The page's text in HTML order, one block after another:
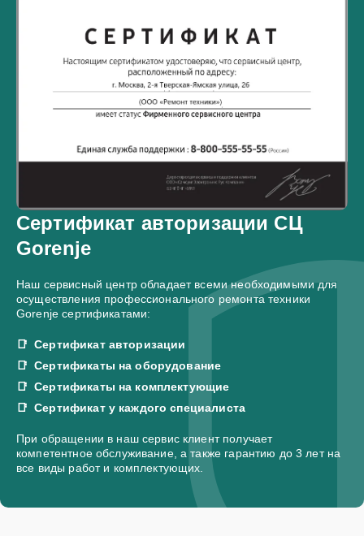
Сертификат авторизации СЦ
Gorenje
Наш сервисный центр обладает всеми необходимыми для
осуществления профессионального ремонта техники
Gorenje сертификатами:
Сертификат авторизации
Сертификаты на оборудование
Сертификаты на комплектующие
Сертификат у каждого специалиста
При обращении в наш сервис клиент получает
компетентное обслуживание, а также гарантию до 3 лет на
все виды работ и комплектующих.